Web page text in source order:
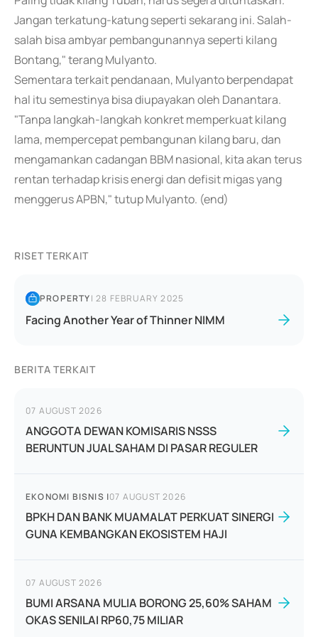
Jangan terkatung-katung seperti sekarang ini. Salah-
salah bisa ambyar pembangunannya seperti kilang
Bontang," terang Mulyanto.
Sementara terkait pendanaan, Mulyanto berpendapat
hal itu semestinya bisa diupayakan oleh Danantara.
"Tanpa langkah-langkah konkret memperkuat kilang
lama, mempercepat pembangunan kilang baru, dan
mengamankan cadangan BBM nasional, kita akan terus
rentan terhadap krisis energi dan defisit migas yang
menggerus APBN," tutup Mulyanto. (end)
RISET TERKAIT
PROPERTY|28 FEBRUARY 2025
Facing Another Year of Thinner NIMM
BERITA TERKAIT
07 AUGUST 2026
ANGGOTA DEWAN KOMISARIS NSSS
BERUNTUN JUAL SAHAM DI PASAR REGULER
EKONOMI BISNIS |07 AUGUST 2026
BPKH DAN BANK MUAMALAT PERKUAT SINERGI
GUNA KEMBANGKAN EKOSISTEM HAJI
07 AUGUST 2026
BUMI ARSANA MULIA BORONG 25,60% SAHAM
OKAS SENILAI RP60,75 MILIAR